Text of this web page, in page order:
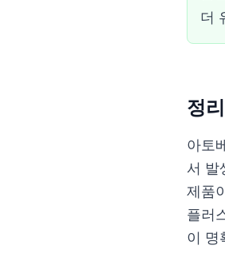
더
정
아토
서 발
제품
플러
이 명